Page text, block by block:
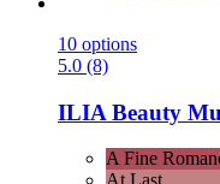
10 options
5.0 (8)
ILIA Beauty
A Fine